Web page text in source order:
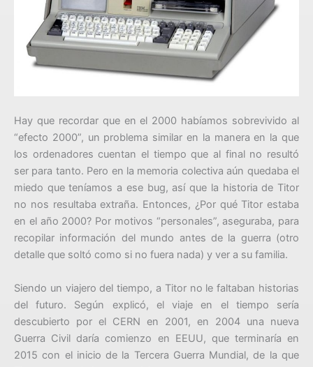
Hay que recordar que en el 2000 habíamos sobrevivido al
“efecto 2000”, un problema similar en la manera en la que
los ordenadores cuentan el tiempo que al final no resultó
ser para tanto. Pero en la memoria colectiva aún quedaba el
miedo que teníamos a ese bug, así que la historia de Titor
no nos resultaba extraña. Entonces, ¿Por qué Titor estaba
en el año 2000? Por motivos “personales”, aseguraba, para
recopilar información del mundo antes de la guerra (otro
detalle que soltó como si no fuera nada) y ver a su familia.
Siendo un viajero del tiempo, a Titor no le faltaban historias
del futuro. Según explicó, el viaje en el tiempo sería
descubierto por el CERN en 2001, en 2004 una nueva
Guerra Civil daría comienzo en EEUU, que terminaría en
2015 con el inicio de la Tercera Guerra Mundial, de la que